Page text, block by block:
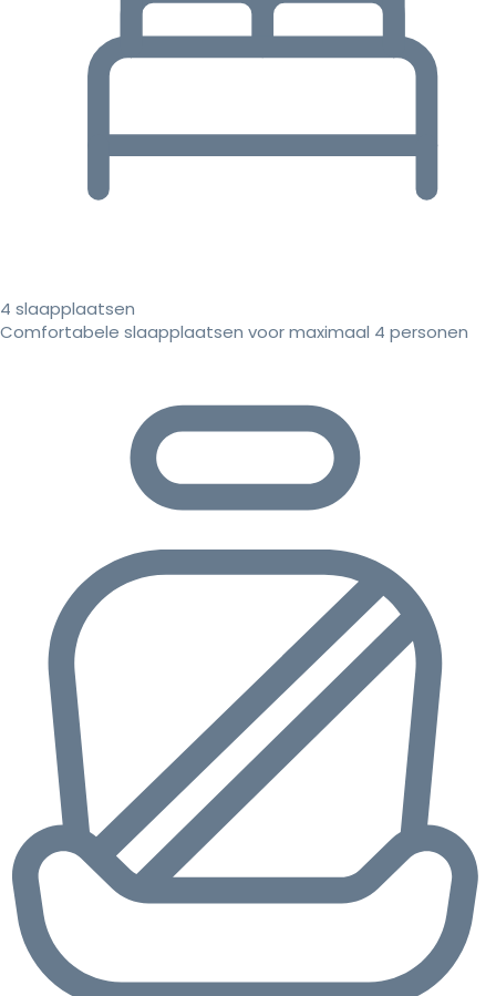
4 slaapplaatsen
Comfortabele slaapplaatsen voor maximaal 4 personen